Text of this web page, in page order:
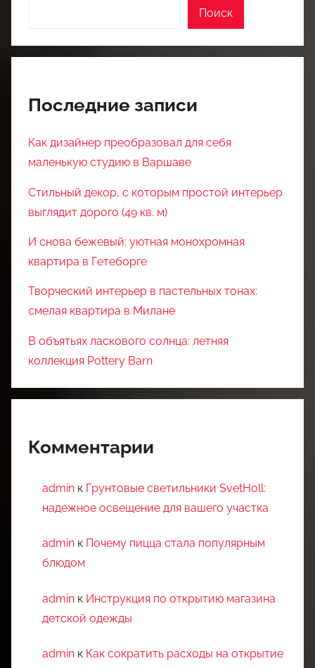
Поиск
Последние записи
Как дизайнер преобразовал для себя
маленькую студию в Варшаве
Стильный декор, с которым простой интерьер
выглядит дорого (49 кв. м)
И снова бежевый: уютная монохромная
квартира в Гетеборге
Творческий интерьер в пастельных тонах:
смелая квартира в Милане
В объятьях ласкового солнца: летняя
коллекция Pottery Barn
Комментарии
admin к Грунтовые светильники SvetHoll:
надежное освещение для вашего участка
admin к Почему пицца стала популярным
блюдом
admin к Инструкция по открытию магазина
детской одежды
admin к Как сократить расходы на открытие